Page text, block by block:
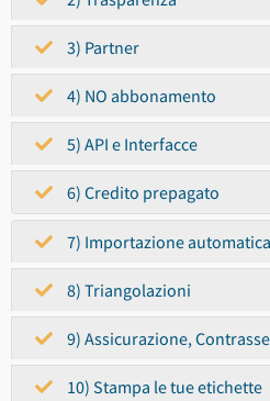
3) Partner
4) NO abbonamento
5) API e Interfacce
6) Credito prepagato
7) Importazione automatica
8) Triangolazioni
9) Assicurazione,
10) Stampa le tue etichette